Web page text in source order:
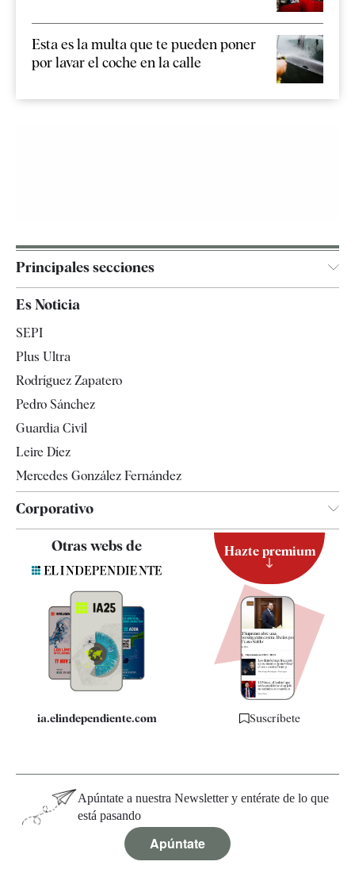
Esta es la multa que te pueden poner
por lavar el coche en la calle
Principales secciones
España
Televisión
Es Noticia
SEPI
Plus Ultra
Rodríguez Zapatero
Pedro Sánchez
Guardia Civil
Leire Díez
Mercedes González Fernández
Corporativo
Contacto
Quiénes somos
Especificaciones
Otras webs de
ia.elindependiente.com
Hazte premium
Suscríbete
Apúntate a nuestra Newsletter y entérate de lo que
está pasando
Apúntate